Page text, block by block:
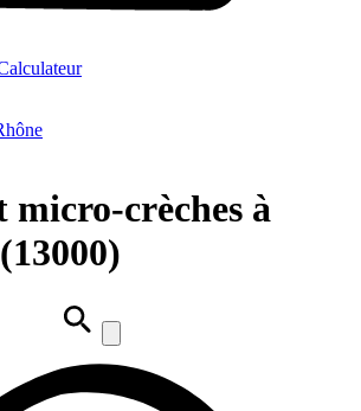
micro-crèches à